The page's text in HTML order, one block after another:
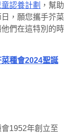
認養計劃 ，幫助
，願您攜手芥菜
們在這特別的時
菜種會2024聖誕
1952年創立至